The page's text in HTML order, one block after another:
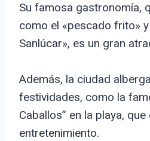
Su famosa gastronomía,
como el «pescado frito»
Sanlúcar», es un gran
Además, la ciudad
festividades, como la
Caballos” en la playa,
entretenimiento.